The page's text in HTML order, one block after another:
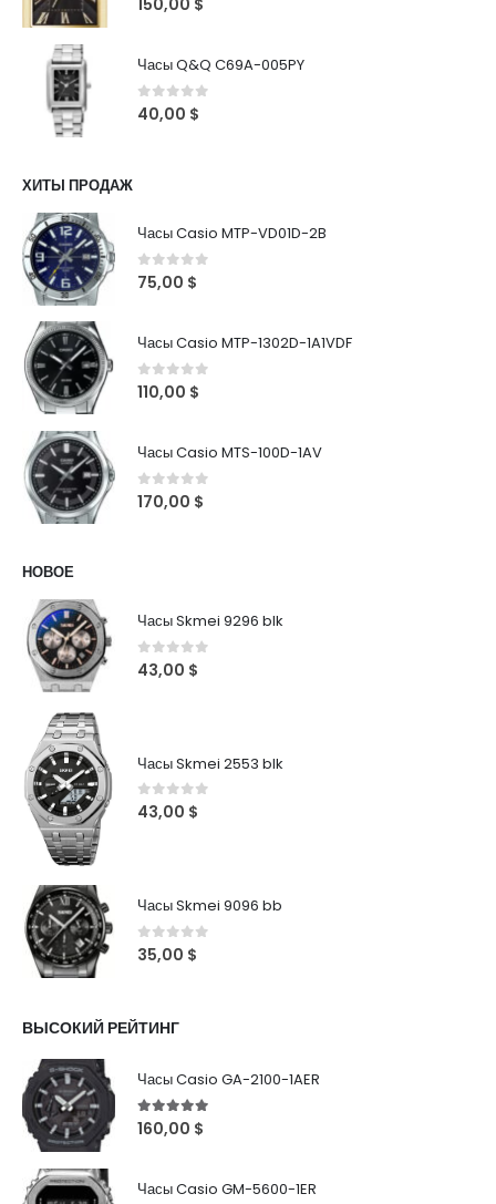
150,00 $
Часы Q&Q C69A-005PY
0 out of 5
40,00 $
ХИТЫ ПРОДАЖ
Часы Casio MTP-VD01D-2B
0out of 5
75,00 $
Часы Casio MTP-1302D-1A1VDF
0out of 5
110,00 $
Часы Casio MTS-100D-1AV
0out of 5
170,00 $
НОВОЕ
Часы Skmei 9296 blk
0 out of 5
43,00 $
Часы Skmei 2553 blk
0 out of 5
43,00 $
Часы Skmei 9096 bb
0out of 5
35,00 $
ВЫСОКИЙ РЕЙТИНГ
Часы Casio GA-2100-1AER
5out of 5
160,00 $
Часы Casio GM-5600-1ER